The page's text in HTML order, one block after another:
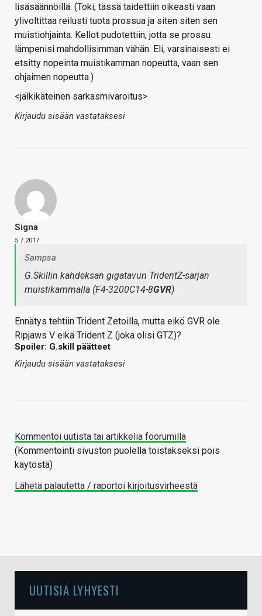
lisäsäännöillä. (Toki, tässä taidettiin oikeasti vaan
ylivoltittaa reilusti tuota prossua ja siten siten sen
muistiohjainta. Kellot pudotettiin, jotta se prossu
lämpenisi mahdollisimman vähän. Eli, varsinaisesti ei
etsitty nopeinta muistikamman nopeutta, vaan sen
ohjaimen nopeutta.)
<jälkikäteinen sarkasmivaroitus>
Kirjaudu sisään vastataksesi
Signa
5.7.2017
Sampsa
G.Skillin kahdeksan gigatavun TridentZ-sarjan
muistikammalla (F4-3200C14-8GVR)
Ennätys tehtiin Trident Zetoilla, mutta eikö GVR ole
Ripjaws V eikä Trident Z (joka olisi GTZ)?
Spoiler: G.skill päätteet
Kirjaudu sisään vastataksesi
Kommentoi uutista tai artikkelia foorumilla
(Kommentointi sivuston puolella toistakseksi pois
käytöstä)
Lähetä palautetta / raportoi kirjoitusvirheestä
UUTISIA LYHYESTI